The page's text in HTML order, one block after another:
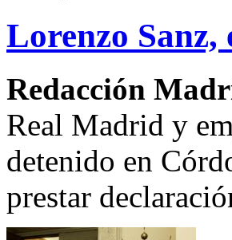
Lorenzo Sanz,
Redacción
Real Madrid y
detenido en
prestar